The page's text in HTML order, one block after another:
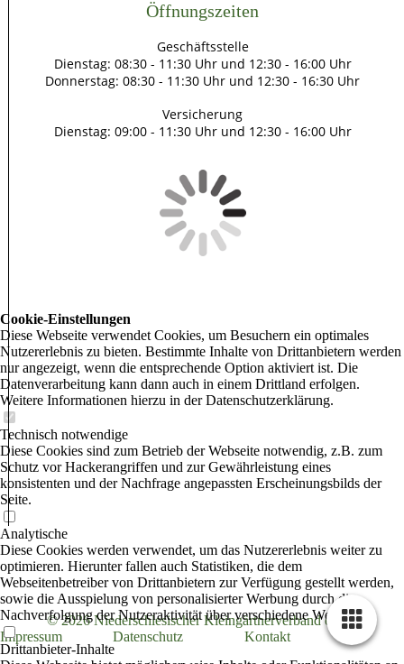
Öffnungszeiten
Geschäftsstelle
Dienstag: 08:30 - 11:30 Uhr und 12:30 - 16:00 Uhr
Donnerstag: 08:30 - 11:30 Uhr und 12:30 - 16:30 Uhr
Versicherung
Dienstag: 09:00 - 11:30 Uhr und 12:30 - 16:00 Uhr
© 2026 Niederschlesischer Kleingärtnerverband e.V.
Impressum
Datenschutz Kontakt
Cookie-Einstellungen
Diese Webseite verwendet Cookies, um Besuchern ein optimales
Nutzererlebnis zu bieten. Bestimmte Inhalte von Drittanbietern werden
nur angezeigt, wenn die entsprechende Option aktiviert ist. Die
Datenverarbeitung kann dann auch in einem Drittland erfolgen.
Weitere Informationen hierzu in der Datenschutzerklärung.
Technisch notwendige
Diese Cookies sind zum Betrieb der Webseite notwendig, z.B. zum
Schutz vor Hackerangriffen und zur Gewährleistung eines
konsistenten und der Nachfrage angepassten Erscheinungsbilds der
Seite.
Analytische
Diese Cookies werden verwendet, um das Nutzererlebnis weiter zu
optimieren. Hierunter fallen auch Statistiken, die dem
Webseitenbetreiber von Drittanbietern zur Verfügung gestellt werden,
sowie die Ausspielung von personalisierter Werbung durch die
Nachverfolgung der Nutzeraktivität über verschiedene Webseiten.
Drittanbieter-Inhalte